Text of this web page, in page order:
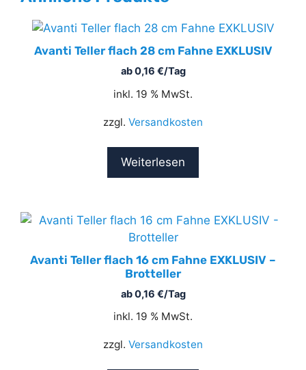
Avanti Teller flach 28 cm Fahne EXKLUSIV
ab0,16 €/Tag
inkl. 19 % MwSt.
zzgl. Versandkosten
Weiterlesen
Avanti Teller flach 16 cm Fahne EXKLUSIV –
Brotteller
ab0,16 €/Tag
inkl. 19 % MwSt.
zzgl. Versandkosten